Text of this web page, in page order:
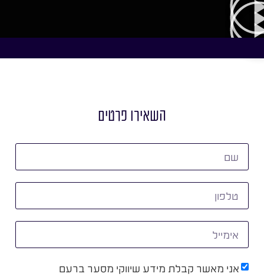
השאירו פרטים
אני מאשר קבלת מידע שיווקי מסער ברעם